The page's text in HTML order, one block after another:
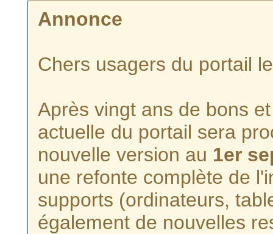
Annonce
Chers usagers du portail
Après vingt ans de bons
actuelle du portail sera
nouvelle version au 1er
une refonte complète de
supports (ordinateurs,
également de nouvelles